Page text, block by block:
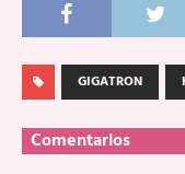
GIGATRON
Comentarios